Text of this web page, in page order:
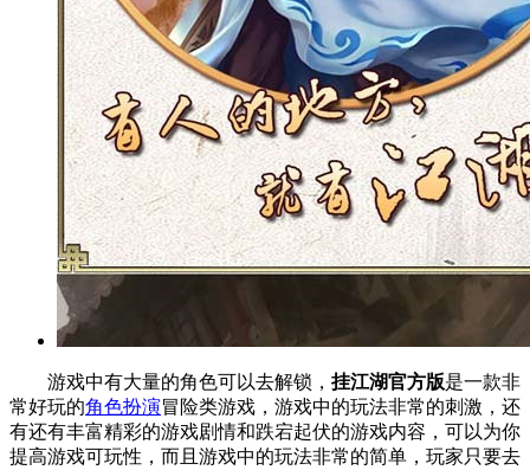
游戏中有大量的角色可以去解锁， 挂江湖官方版是一款非
常好玩的角色扮演冒险类游戏，游戏中的玩法非常的刺激，还
有还有丰富精彩的游戏剧情和跌宕起伏的游戏内容，可以为你
提高游戏可玩性，而且游戏中的玩法非常的简单，玩家只要去